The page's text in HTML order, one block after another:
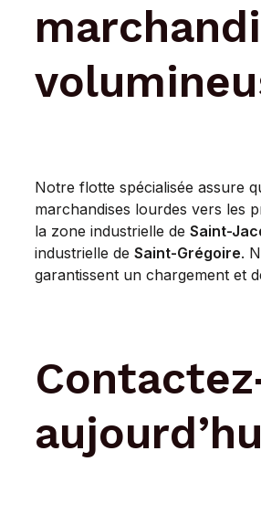
Notre flotte spécialisée assure
marchandises lourdes vers les
la zone industrielle de Saint-
industrielle de Saint-Grégoire.
garantissent un chargement et